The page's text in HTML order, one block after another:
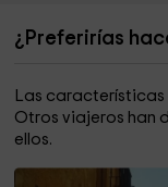
¿Preferirías
Las características
Otros viajeros han
ellos.